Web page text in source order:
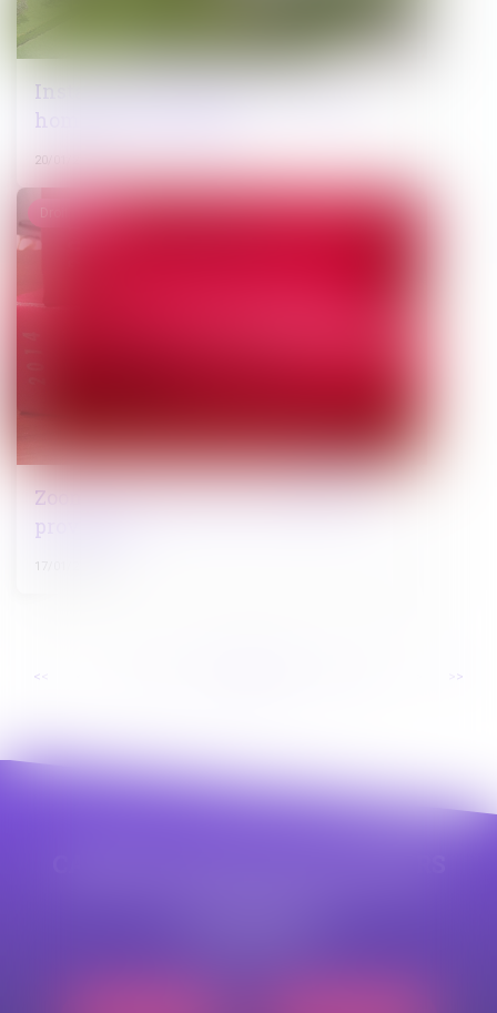
Installer une roulotte ou un mobil-
home sur son terrain
20/01/2025
Zoom sur les limites de la détention
provisoire
17/01/2025
Droit pénal
<< >>